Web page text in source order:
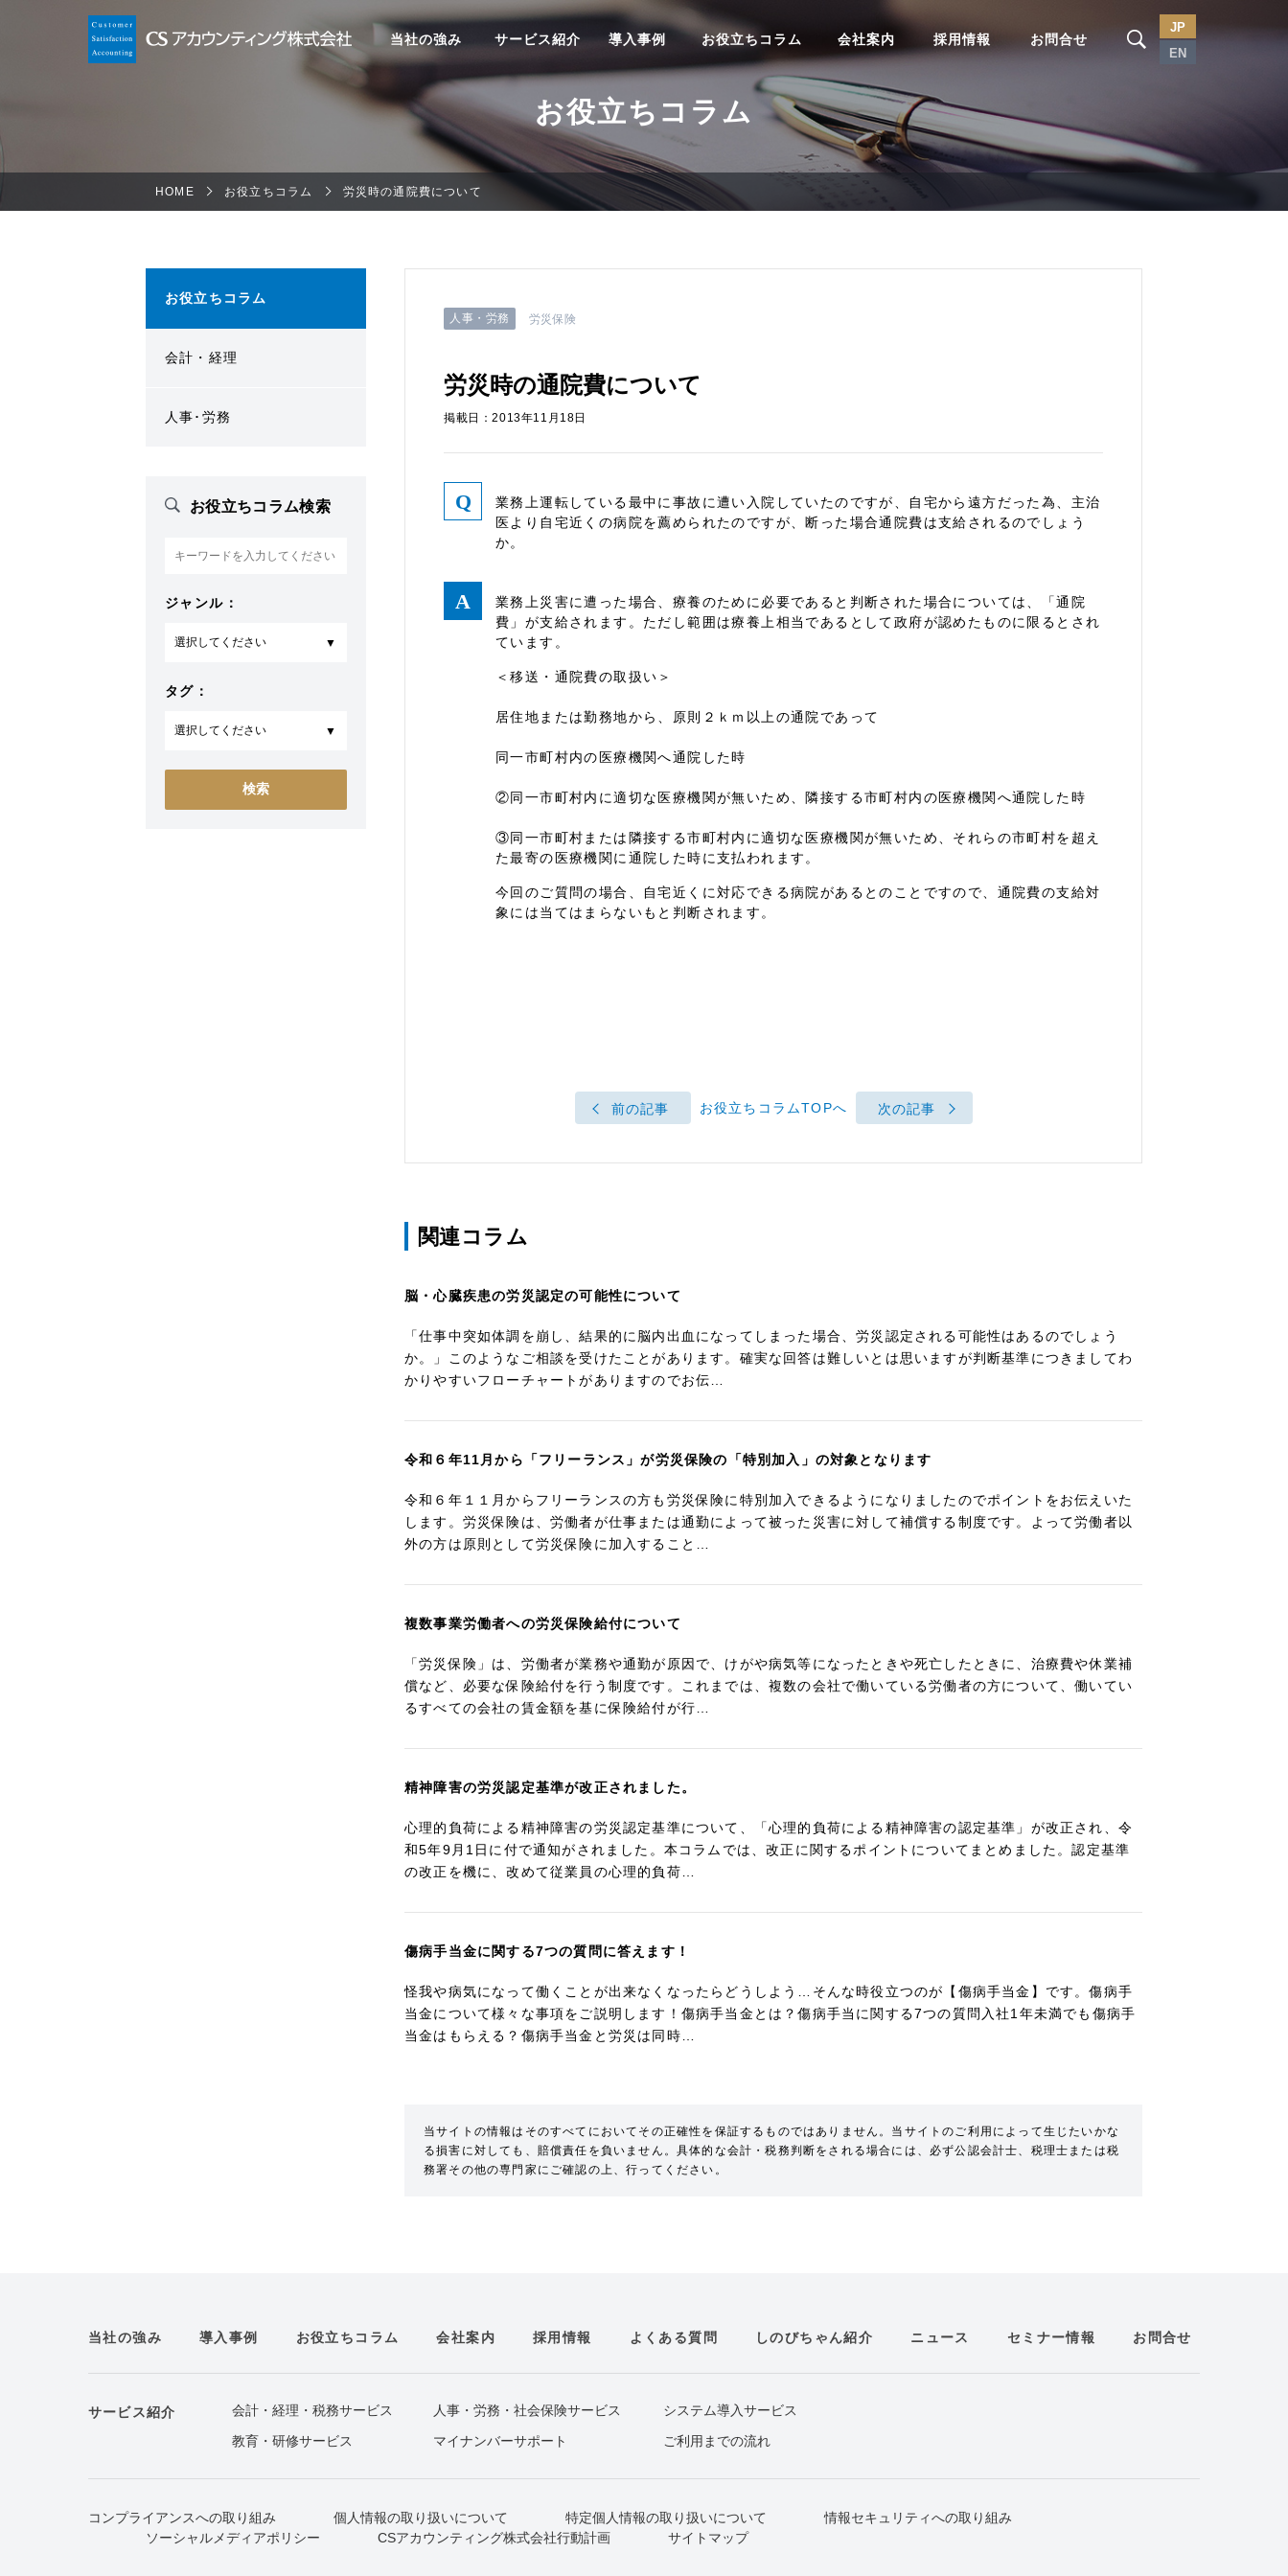
当社の強み サービス紹介 導入事例 お役立ちコラム 会社案内 採用情報 お問合せ
JP
EN
お役立ちコラム
HOME お役立ちコラム 労災時の通院費について
お役立ちコラム
会計・経理
人事･労務
お役立ちコラム検索
ジャンル：
タグ：
人事・労務 労災保険
労災時の通院費について
掲載日：2013年11月18日
業務上運転している最中に事故に遭い入院していたのですが、自宅から遠方だった為、主治
医より自宅近くの病院を薦められたのですが、断った場合通院費は支給されるのでしょう
か。
業務上災害に遭った場合、療養のために必要であると判断された場合については、「通院
費」が支給されます。ただし範囲は療養上相当であるとして政府が認めたものに限るとされ
ています。
＜移送・通院費の取扱い＞
居住地または勤務地から、原則２ｋｍ以上の通院であって
同一市町村内の医療機関へ通院した時
②同一市町村内に適切な医療機関が無いため、隣接する市町村内の医療機関へ通院した時
③同一市町村または隣接する市町村内に適切な医療機関が無いため、それらの市町村を超え
た最寄の医療機関に通院した時に支払われます。
今回のご質問の場合、自宅近くに対応できる病院があるとのことですので、通院費の支給対
象には当てはまらないもと判断されます。
前の記事 お役立ちコラムTOPへ 次の記事
関連コラム
脳・心臓疾患の労災認定の可能性について
「仕事中突如体調を崩し、結果的に脳内出血になってしまった場合、労災認定される可能性はあるのでしょう
か。」このようなご相談を受けたことがあります。確実な回答は難しいとは思いますが判断基準につきましてわ
かりやすいフローチャートがありますのでお伝…
令和６年11月から「フリーランス」が労災保険の「特別加入」の対象となります
令和６年１１月からフリーランスの方も労災保険に特別加入できるようになりましたのでポイントをお伝えいた
します。労災保険は、労働者が仕事または通勤によって被った災害に対して補償する制度です。よって労働者以
外の方は原則として労災保険に加入すること…
複数事業労働者への労災保険給付について
「労災保険」は、労働者が業務や通勤が原因で、けがや病気等になったときや死亡したときに、治療費や休業補
償など、必要な保険給付を行う制度です。これまでは、複数の会社で働いている労働者の方について、働いてい
るすべての会社の賃金額を基に保険給付が行…
精神障害の労災認定基準が改正されました。
心理的負荷による精神障害の労災認定基準について、「心理的負荷による精神障害の認定基準」が改正され、令
和5年9月1日に付で通知がされました。本コラムでは、改正に関するポイントについてまとめました。認定基準
の改正を機に、改めて従業員の心理的負荷…
傷病手当金に関する7つの質問に答えます！
怪我や病気になって働くことが出来なくなったらどうしよう…そんな時役立つのが【傷病手当金】です。傷病手
当金について様々な事項をご説明します！傷病手当金とは？傷病手当に関する7つの質問入社1年未満でも傷病手
当金はもらえる？傷病手当金と労災は同時…
当サイトの情報はそのすべてにおいてその正確性を保証するものではありません。当サイトのご利用によって生じたいかな
る損害に対しても、賠償責任を負いません。具体的な会計・税務判断をされる場合には、必ず公認会計士、税理士または税
務署その他の専門家にご確認の上、行ってください。
当社の強み 導入事例 お役立ちコラム 会社案内 採用情報 よくある質問 しのびちゃん紹介 ニュース セミナー情報 お問合せ
サービス紹介 会計・経理・税務サービス 人事・労務・社会保険サービス
システム導入サービス
教育・研修サービス
マイナンバーサポート ご利用までの流れ
コンプライアンスへの取り組み 個人情報の取り扱いについて 特定個人情報の取り扱いについて
情報セキュリティへの取り組み
ソーシャルメディアポリシー
CSアカウンティング株式会社行動計画 サイトマップ